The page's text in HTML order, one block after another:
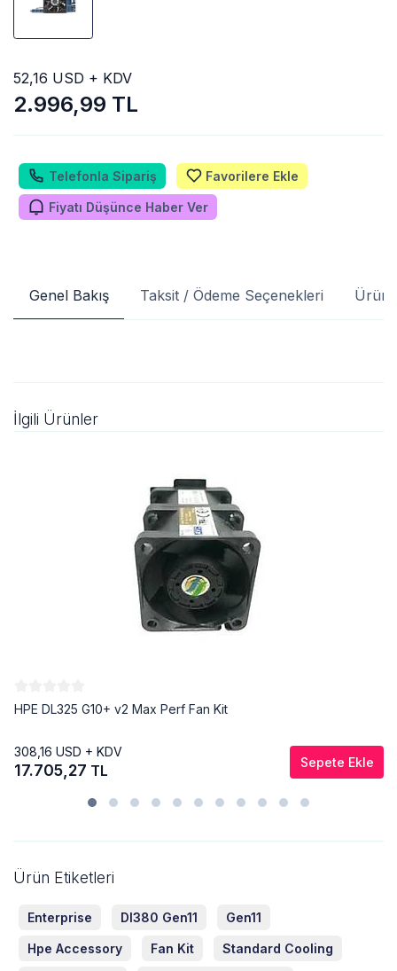
2.996,99 TL
52,16 USD + KDV
Telefonla Sipariş Favorilere Ekle
Fiyatı Düşünce Haber Ver
Genel Bakış Taksit / Ödeme Seçenekleri Ürün
İlgili Ürünler
HPE DL325 G10+ v2 Max Perf Fan Kit
308,16 USD + KDV
17.705,27 TL Sepete Ekle
Ürün Etiketleri
Enterprise Dl380 Gen11 Gen11
Hpe Accessory Fan Kit Standard Cooling